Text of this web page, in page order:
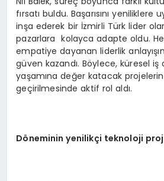
fırsatı buldu. Başarısını
inşa ederek bir İzmirli Türk lider
pazarlara kolayca adapte oldu.
empatiye dayanan liderlik
güven kazandı. Böylece, küresel iş
yaşamına değer katacak
geçirilmesinde aktif rol aldı.
Döneminin yenilikçi teknoloji